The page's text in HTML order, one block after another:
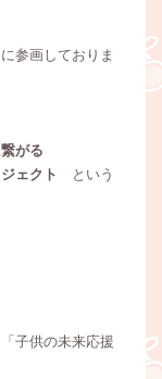
参画しておりま
がる
ェクト
という
子供の未来応援